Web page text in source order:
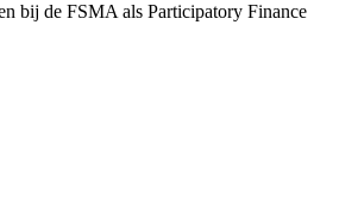
bij de FSMA als Participatory Finance